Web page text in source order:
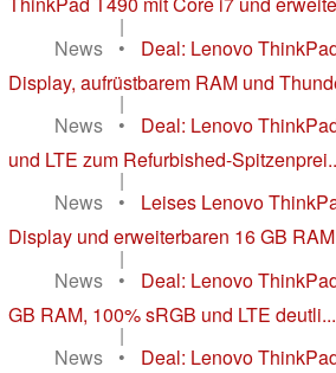
|
News
•
Deal: Lenovo
Display, aufrüstbarem RAM und
|
News
•
Deal: Lenovo
und LTE zum Refurbished-
|
News
•
Leises Lenovo
Display und erweiterbaren 16 GB
|
News
•
Deal: Lenovo
GB RAM, 100% sRGB und LTE deutli...
|
News
•
Deal: Lenovo